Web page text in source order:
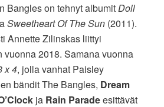
Bangles on tehnyt albumit Doll
Sweetheart Of The Sun (2011).
Annette Zilinskas liittyi
vuonna 2018. Samana vuonna
x 4, jolla vanhat Paisley
bändit The Bangles, Dream
ja Rain Paradeesittävät